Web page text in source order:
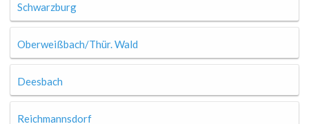
Schwarzburg
Oberweißbach/Thür. Wald
Deesbach
Reichmannsdorf